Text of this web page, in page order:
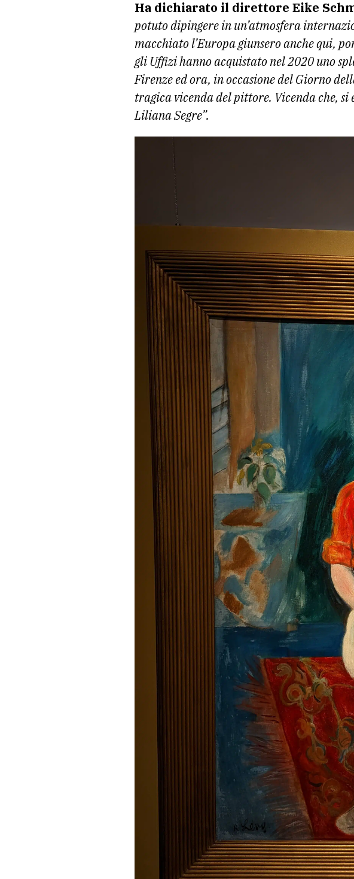
Ha dichiarato il direttore Eike
potuto dipingere in un’atmosfera
macchiato l’Europa giunsero anche qui,
gli Uffizi hanno acquistato nel 2020 uno
Firenze ed ora, in occasione del Giorno
tragica vicenda del pittore. Vicenda che,
Liliana Segre”.